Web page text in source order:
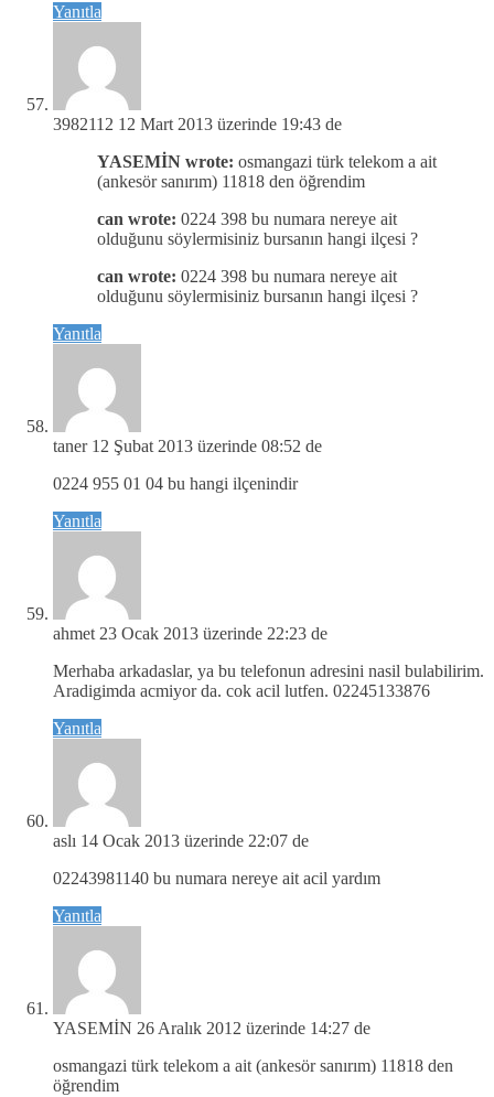
Yanıtla
3982112 12 Mart 2013 üzerinde 19:43 de
YASEMİN wrote: osmangazi türk telekom a ait
(ankesör sanırım) 11818 den öğrendim
can wrote: 0224 398 bu numara nereye ait
olduğunu söylermisiniz bursanın hangi ilçesi ?
can wrote: 0224 398 bu numara nereye ait
olduğunu söylermisiniz bursanın hangi ilçesi ?
Yanıtla
taner 12 Şubat 2013 üzerinde 08:52 de
0224 955 01 04 bu hangi ilçenindir
Yanıtla
ahmet 23 Ocak 2013 üzerinde 22:23 de
Merhaba arkadaslar, ya bu telefonun adresini nasil bulabilirim.
Aradigimda acmiyor da. cok acil lutfen. 02245133876
Yanıtla
aslı 14 Ocak 2013 üzerinde 22:07 de
02243981140 bu numara nereye ait acil yardım
Yanıtla
YASEMİN 26 Aralık 2012 üzerinde 14:27 de
osmangazi türk telekom a ait (ankesör sanırım) 11818 den
öğrendim